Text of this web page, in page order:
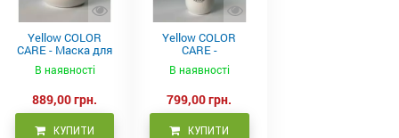
Yellow COLOR
CARE - Маска для
фарбованого
волосся, 500 мл
В наявності
889,00 грн.
КУПИТИ
Yellow COLOR
CARE -
Кондиціонер для
фарбованого
В наявності
799,00 грн.
КУПИТИ